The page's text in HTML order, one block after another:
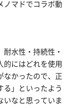
ノマドでコラボ動
水性・持続性・
的にはどれを使用
なかったので、正
る」といったよう
いなと思っていま